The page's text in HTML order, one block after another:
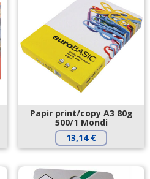
Papir print/copy A3 80g
500/1 Mondi
13,14 €